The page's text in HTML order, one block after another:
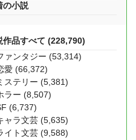
の小説
作品すべて (228,790)
ァンタジー (53,314)
愛 (66,372)
ステリー (5,381)
ラー (8,507)
(6,737)
ャラ文芸 (5,635)
イト文芸 (9,588)